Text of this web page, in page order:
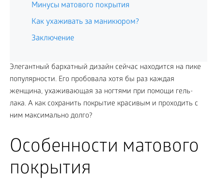
Минусы матового покрытия
Как ухаживать за маникюром?
Заключение
Элегантный бархатный дизайн сейчас находится на пике
популярности. Его пробовала хотя бы раз каждая
женщина, ухаживающая за ногтями при помощи гель-
лака. А как сохранить покрытие красивым и проходить с
ним максимально долго?
Особенности матового
покрытия